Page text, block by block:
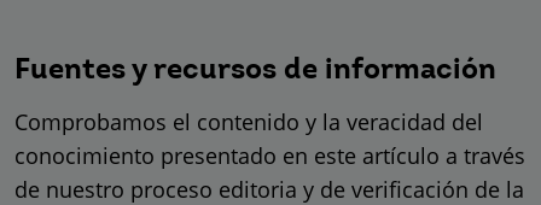
Fuentes y recursos de información
Comprobamos el contenido y la veracidad del
conocimiento presentado en este artículo a través
de nuestro proceso editoria y de verificación de la